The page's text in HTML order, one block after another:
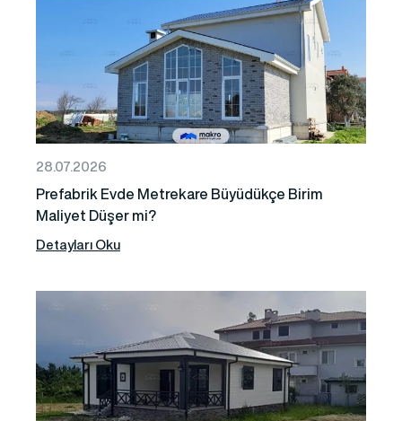
28.07.2026
Prefabrik Evde Metrekare Büyüdükçe Birim
Maliyet Düşer mi?
Detayları Oku